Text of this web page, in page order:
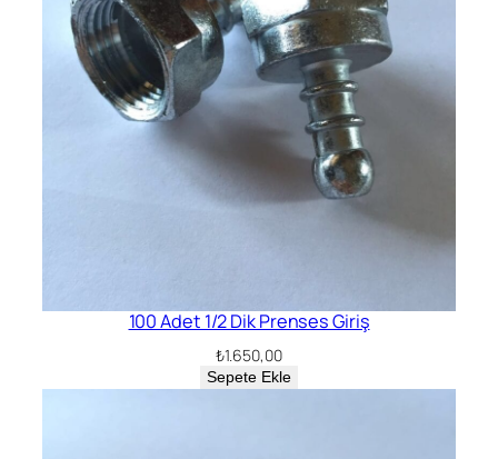
100 Adet 1/2 Dik Prenses Giriş
₺1.650,00
Sepete Ekle